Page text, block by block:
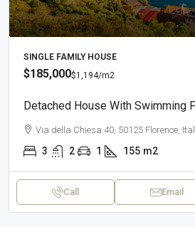
SINGLE FAMILY HOUSE
$185,000$1,194/m2
Detached House With Swimming
Via della Chiesa 40, 50125 Florence,
3 2 1 155 m2
Call Email